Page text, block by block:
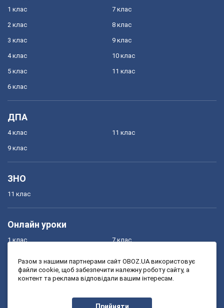
1 клас
2 клас
3 клас
4 клас
5 клас
6 клас
7 клас
8 клас
9 клас
10 клас
11 клас
ДПА
4 клас
9 клас
11 клас
ЗНО
11 клас
Онлайн уроки
1 клас
3 клас
7 клас
9 клас
Разом з нашими партнерами сайт OBOZ.UA використовує
файли cookie, щоб забезпечити належну роботу сайту, а
контент та реклама відповідали вашим інтересам.